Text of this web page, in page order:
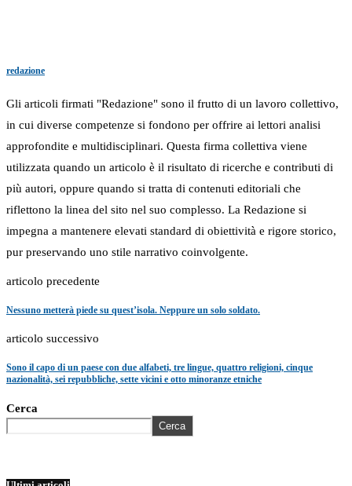
redazione
Gli articoli firmati "Redazione" sono il frutto di un lavoro collettivo,
in cui diverse competenze si fondono per offrire ai lettori analisi
approfondite e multidisciplinari. Questa firma collettiva viene
utilizzata quando un articolo è il risultato di ricerche e contributi di
più autori, oppure quando si tratta di contenuti editoriali che
riflettono la linea del sito nel suo complesso. La Redazione si
impegna a mantenere elevati standard di obiettività e rigore storico,
pur preservando uno stile narrativo coinvolgente.
articolo precedente
Nessuno metterà piede su quest’isola. Neppure un solo soldato.
articolo successivo
Sono il capo di un paese con due alfabeti, tre lingue, quattro religioni, cinque
nazionalità, sei repubbliche, sette vicini e otto minoranze etniche
Cerca
Cerca